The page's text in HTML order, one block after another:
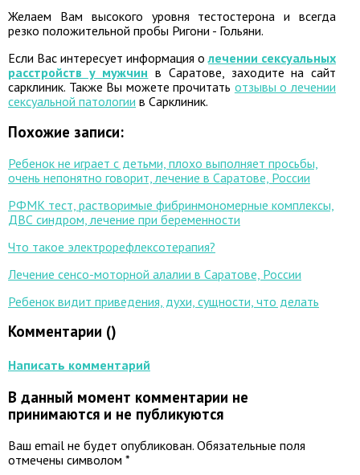
Желаем Вам высокого уровня тестостерона и всегда
резко положительной пробы Ригони - Гольяни.
Если Вас интересует информация олечении сексуальных
расстройств у мужчин в Саратове, заходите на сайт
сарклиник. Также Вы можете прочитать отзывы о лечении
сексуальной патологии в Сарклиник.
Похожие записи:
Ребенок не играет с детьми, плохо выполняет просьбы,
очень непонятно говорит, лечение в Саратове, России
РФМК тест, растворимые фибринмономерные комплексы,
ДВС синдром, лечение при беременности
Что такое электрорефлексотерапия?
Лечение сенсо-моторной алалии в Саратове, России
Ребенок видит приведения, духи, сущности, что делать
Комментарии ()
Написать комментарий
В данный момент комментарии не
принимаются и не публикуются
Ваш email не будет опубликован. Обязательные поля
отмечены символом *